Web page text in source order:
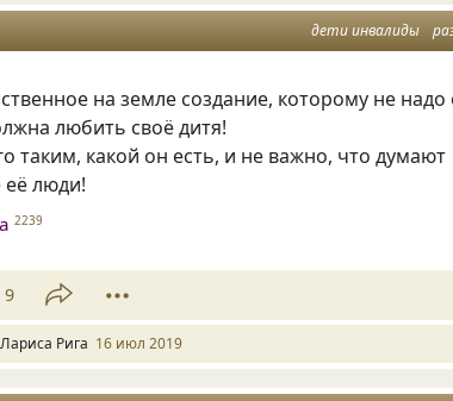
дети инвалиды
на земле создание, которому не надо
любить своё дитя!
таким, какой он есть, и не важно, что думают
люди!
2239
9
Лариса Рига 16 июл 2019